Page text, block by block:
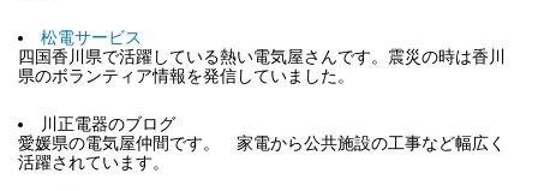
松電サービス
四国香川県で活躍している熱い電気屋さんです。震災の時は香川
県のボランティア情報を発信していました。
川正電器のブログ
愛媛県の電気屋仲間です。 家電から公共施設の工事など幅広く
活躍されています。